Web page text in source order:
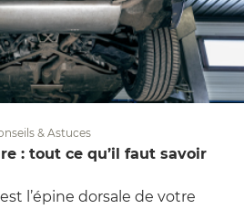
& Astuces
: tout ce qu’il faut savoir
l’épine dorsale de votre